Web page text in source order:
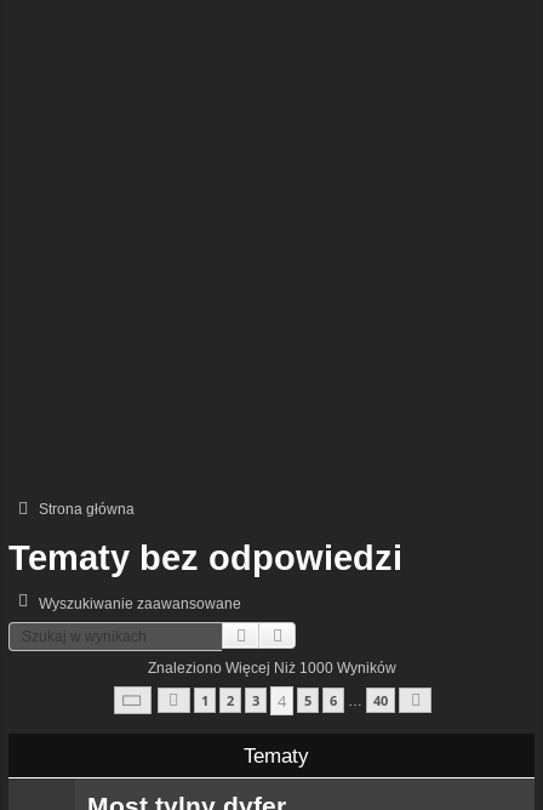
Strona główna
Tematy bez odpowiedzi
Wyszukiwanie zaawansowane
Szukaj
Znaleziono Więcej Niż 1000 Wyników
Strona Z 40
Poprzednia
1 2 3 4 5 6 40
Tematy